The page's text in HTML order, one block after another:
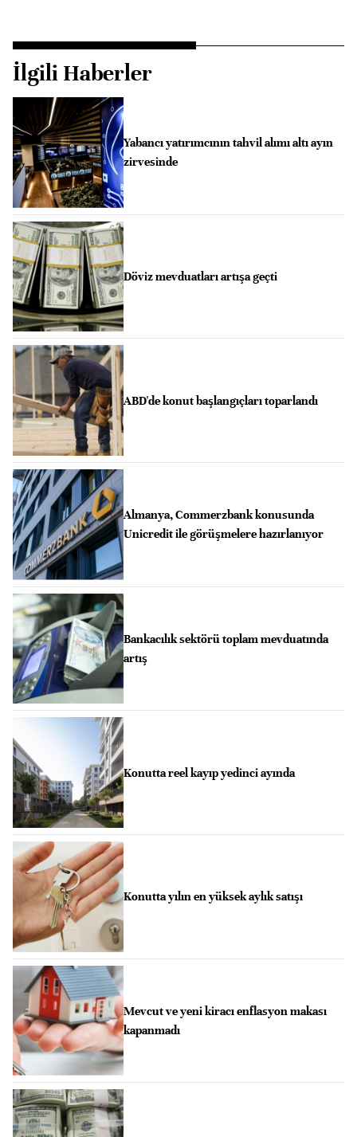
İlgili Haberler
Yabancı yatırımcının tahvil alımı altı ayın
zirvesinde
Döviz mevduatları artışa geçti
ABD'de konut başlangıçları toparlandı
Almanya, Commerzbank konusunda
Unicredit ile görüşmelere hazırlanıyor
Bankacılık sektörü toplam mevduatında
artış
Konutta reel kayıp yedinci ayında
Konutta yılın en yüksek aylık satışı
Mevcut ve yeni kiracı enflasyon makası
kapanmadı